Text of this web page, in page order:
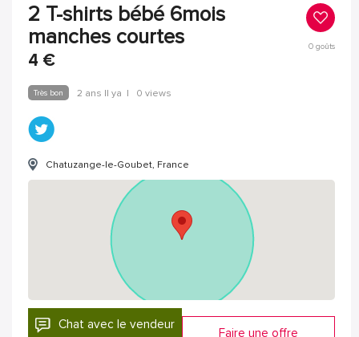
2 T-shirts bébé 6mois
manches courtes
4 €
0goûts
Très bon 2 ans Il ya | 0 views
Chatuzange-le-Goubet, France
Chat avec le vendeur
Faire une offre